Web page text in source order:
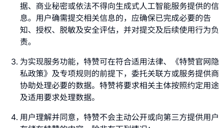
据、商业秘密或依法不得向生成式人工智能服务提供的信
息。用户确需提交相关信息的，应确保已完成必要的告
知、授权、脱敏及安全评估，并对提交及后续使用行为负
责。
为实现服务功能，特赞可在符合适用法律、《特赞官网隐
私政策》及专项规则的前提下，委托关联方或服务提供商
协助处理必要的数据。特赞将要求相关主体按照约定用途
及适用要求处理数据。
用户理解并同意，特赞不会主动公开或向第三方提供用户